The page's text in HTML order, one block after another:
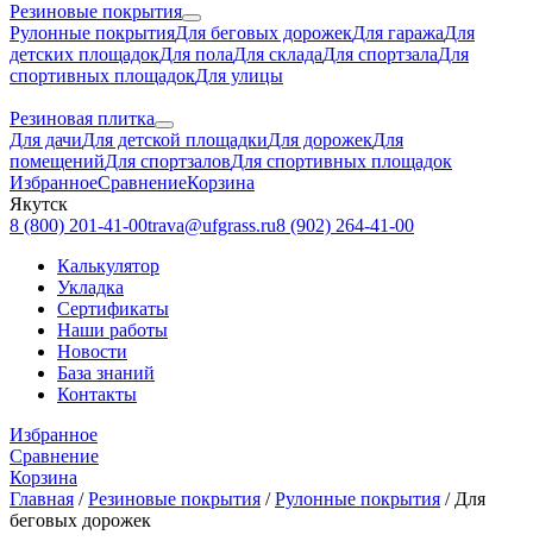
Резиновые покрытия
Рулонные покрытияДля беговых дорожекДля гаражаДля
детских площадокДля полаДля складаДля спортзалаДля
спортивных площадокДля улицы
Резиновая плитка
Для дачиДля детской площадкиДля дорожекДля
помещенийДля спортзаловДля спортивных площадок
ИзбранноеСравнениеКорзина
Якутск
8 (800) 201-41-00trava@ufgrass.ru8 (902) 264-41-00
Калькулятор
Укладка
Сертификаты
Наши работы
Новости
База знаний
Контакты
Избранное
Сравнение
Корзина
Главная /Резиновые покрытия /Рулонные покрытия / Для
беговых дорожек